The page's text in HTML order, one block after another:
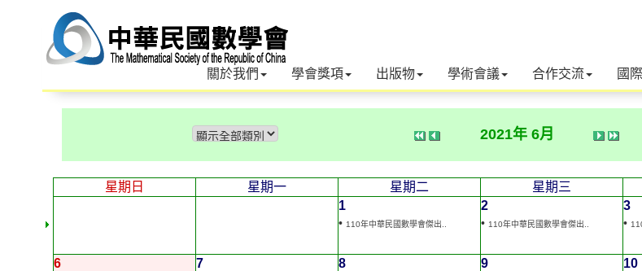
關於我們 學會獎項 出版物 學術會議 合作交流 國
2021年 6月
星期日 星期一 星期二 星期三
1
• 110年中華民國數學會傑出..
2
• 110年中華民國數學會傑出..
3
•
6 7 8 9 10